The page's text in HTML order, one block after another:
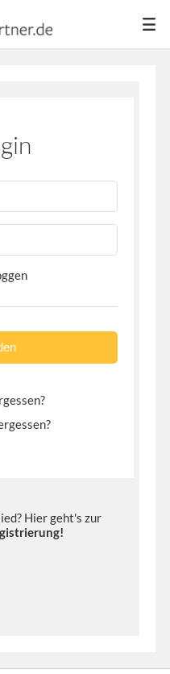
Hier geht's zur
!